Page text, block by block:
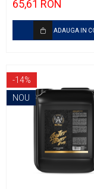
65,61 RON
ADAUGA IN
-14%
NOU